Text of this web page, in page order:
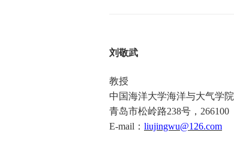
刘敬武
教授
中国海洋大学海洋与大气学院
青岛市松岭路238号， 266100
E-mail ： liujingwu@126.com